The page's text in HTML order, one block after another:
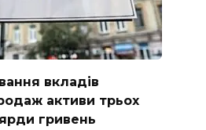
вкладів
активи трьох
гривень